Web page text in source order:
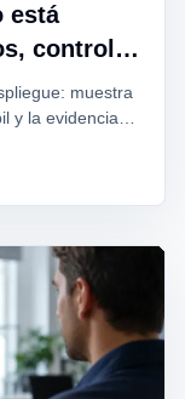
está
control y
muestra
y la evidencia